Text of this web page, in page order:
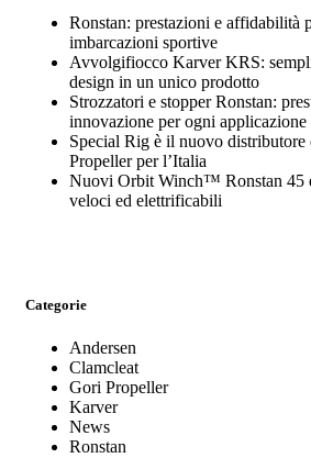
Ronstan: prestazioni e affidabilità
imbarcazioni sportive
Avvolgifiocco Karver KRS:
design in un unico prodotto
Strozzatori e stopper Ronstan:
innovazione per ogni applicazione
Special Rig è il nuovo distributore
Propeller per l’Italia
Nuovi Orbit Winch™ Ronstan 45
veloci ed elettrificabili
Categorie
Andersen
Clamcleat
Gori Propeller
Karver
News
Ronstan